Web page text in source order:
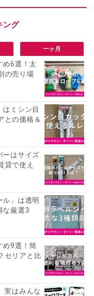
一ヶ月
め6選！太
の売り場
ミシン目
との価格＆
ーはサイズ
貸で使え
ル」は透明
な厳選3
め9選！簡
セリアと比
実はみんな